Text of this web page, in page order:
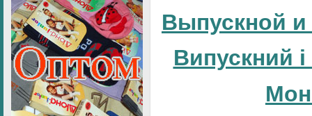
Выпускной и
Випускний